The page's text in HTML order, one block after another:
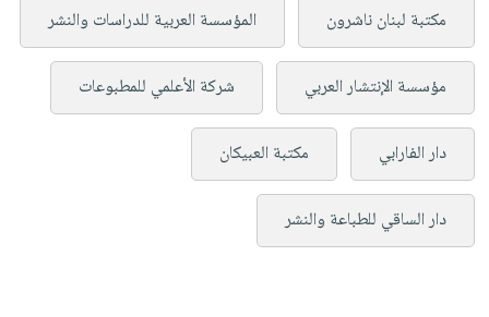
مكتبة لبنان ناشرون المؤسسة العربية للدراسات والنشر
مؤسسة الإنتشار العربي شركة الأعلمي للمطبوعات
دار الفارابي مكتبة العبيكان
دار الساقي للطباعة والنشر